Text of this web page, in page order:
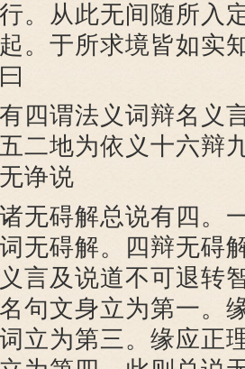
。从此无间随所入
。于所求境皆如实
谓法义词辩名义
二地为依义十六辩
诤说
碍解总说有四。
无碍解。四辩无碍
言及说道不可退转
句文身立为第一。
立为第三。缘应正